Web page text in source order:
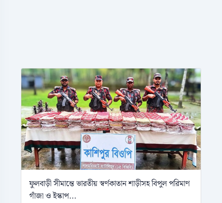
ফুলবাড়ী সীমান্তে ভারতীয় স্বর্ণকাতান শাড়ীসহ বিপুল পরিমাণ
গাঁজা ও ইস্কাপ...